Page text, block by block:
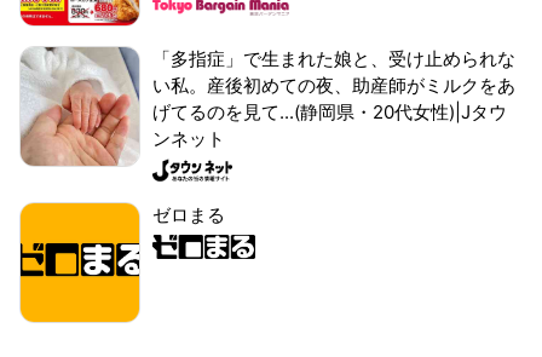
「多指症」で生まれた娘と、受け止められな
い私。産後初めての夜、助産師がミルクをあ
げてるのを見て...(静岡県・20代女性)|Jタウ
ンネット
ゼロまる